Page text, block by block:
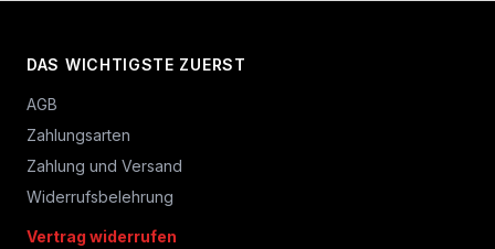
DAS WICHTIGSTE ZUERST
AGB
Zahlungsarten
Zahlung und Versand
Widerrufsbelehrung
Vertrag widerrufen